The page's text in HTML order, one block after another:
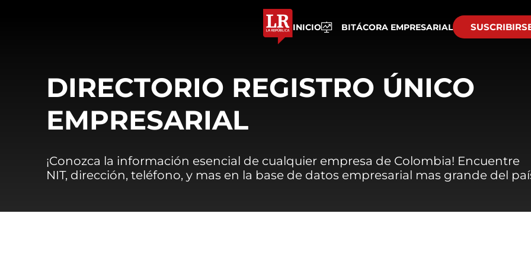
INICIO BITÁCORA EMPRESARIAL
DIRECTORIO REGISTRO ÚNICO
EMPRESARIAL
¡Conozca la información esencial de cualquier empresa de Colombia! Encuentre
NIT, dirección, teléfono, y mas en la base de datos empresarial mas grande del